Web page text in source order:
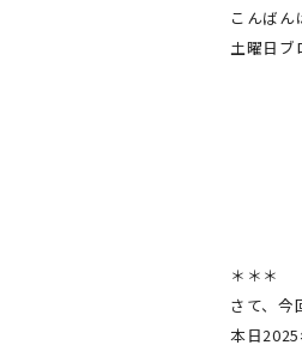
こんば
土曜日ブ
＊＊＊
さて、今
本日